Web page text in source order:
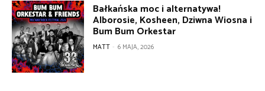
Bałkańska moc i alternatywa!
Alborosie, Kosheen, Dziwna Wiosna i
Bum Bum Orkestar
MATT - 6 MAJA, 2026